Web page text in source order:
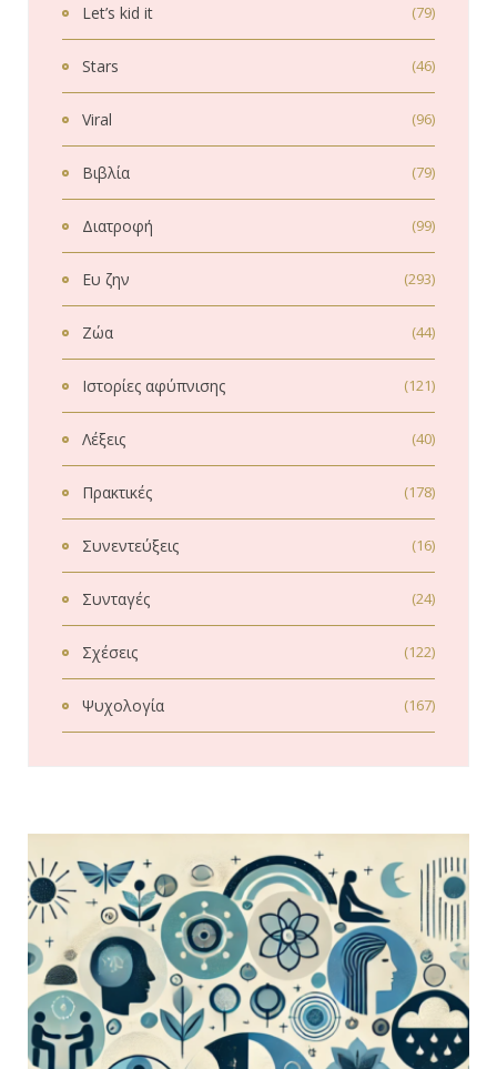
Let’s kid it (79)
Stars (46)
Viral (96)
Βιβλία (79)
Διατροφή (99)
Ευ ζην (293)
Ζώα (44)
Ιστορίες αφύπνισης (121)
Λέξεις (40)
Πρακτικές (178)
Συνεντεύξεις (16)
Συνταγές (24)
Σχέσεις (122)
Ψυχολογία (167)